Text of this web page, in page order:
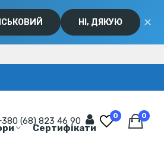
НІ, ДЯКУЮ ✕
Сертифікати
(68) 823 46 90 0 0